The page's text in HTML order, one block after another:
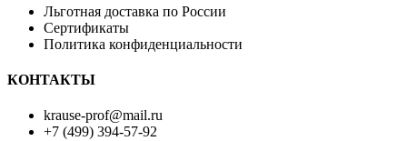
Льготная доставка по России
Сертификаты
Политика конфиденциальности
КОНТАКТЫ
krause-prof@mail.ru
+7 (499) 394-57-92